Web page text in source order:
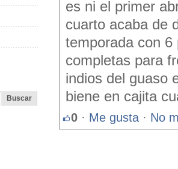
es ni el primer
cuarto acaba de
temporada con 6
completas para
indios del guaso
biene en cajita
0 · Me gusta · No